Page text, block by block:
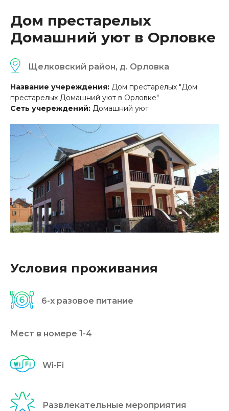
Дом престарелых
Домашний уют в Орловке
Щелковский район, д. Орловка
Название учереждения: Дом престарелых "Дом
престарелых Домашний уют в Орловке"
Сеть учереждений: Домашний уют
Условия проживания
6-x разовое питание
Мест в номере 1-4
Wi-Fi
Развлекательные мероприятия